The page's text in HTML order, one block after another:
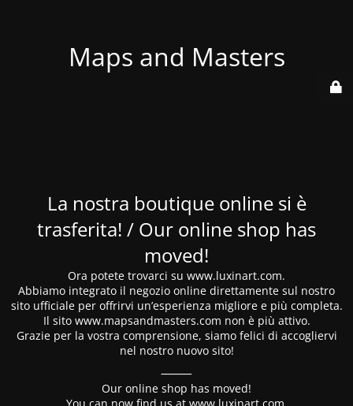
Maps and Masters
La nostra boutique online si è
trasferita! / Our online shop has
moved!
Ora potete trovarci su www.luxinart.com.
Abbiamo integrato il negozio online direttamente sul nostro
sito ufficiale per offrirvi un’esperienza migliore e più completa.
Il sito www.mapsandmasters.com non è più attivo.
Grazie per la vostra comprensione, siamo felici di accogliervi
nel nostro nuovo sito!
⸻
Our online shop has moved!